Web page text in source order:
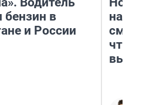
бензин в
и России